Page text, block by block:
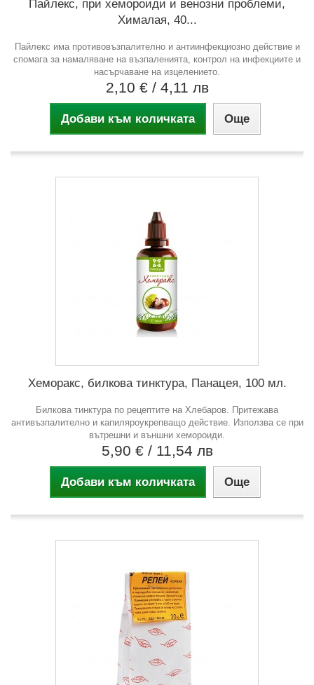
Пайлекс, при хемороиди и венозни проблеми,
Хималая, 40...
Пайлекс има противовъзпалително и антиинфекциозно действие и
спомага за намаляване на възпаленията, контрол на инфекциите и
насърчаване на изцелението.
2,10 € / 4,11 лв
Добави към количката Още
Хеморакс, билкова тинктура, Панацея, 100 мл.
Билкова тинктура по рецептите на Хлебаров. Притежава
антивъзпалително и капиляроукрепващо действие. Използва се при
вътрешни и външни хемороиди.
5,90 € / 11,54 лв
Добави към количката Още